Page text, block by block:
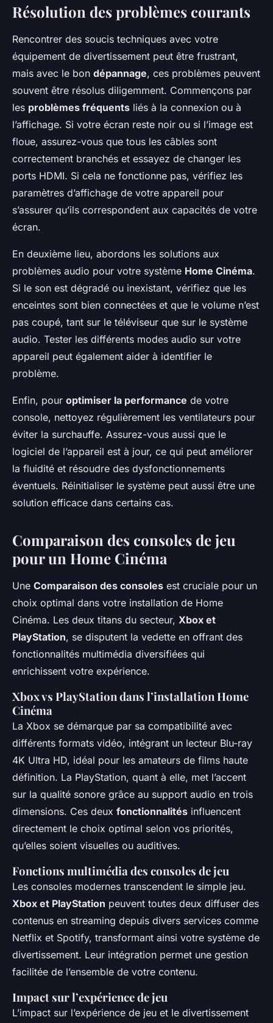
Résolution des problèmes courants
Rencontrer des soucis techniques avec votre
équipement de divertissement peut être frustrant,
mais avec le bon dépannage, ces problèmes peuvent
souvent être résolus diligemment. Commençons par
les problèmes fréquents liés à la connexion ou à
l’affichage. Si votre écran reste noir ou si l’image est
floue, assurez-vous que tous les câbles sont
correctement branchés et essayez de changer les
ports HDMI. Si cela ne fonctionne pas, vérifiez les
paramètres d’affichage de votre appareil pour
s’assurer qu’ils correspondent aux capacités de votre
écran.
En deuxième lieu, abordons les solutions aux
problèmes audio pour votre système Home Cinéma.
Si le son est dégradé ou inexistant, vérifiez que les
enceintes sont bien connectées et que le volume n’est
pas coupé, tant sur le téléviseur que sur le système
audio. Tester les différents modes audio sur votre
appareil peut également aider à identifier le
problème.
Enfin, pour optimiser la performance de votre
console, nettoyez régulièrement les ventilateurs pour
éviter la surchauffe. Assurez-vous aussi que le
logiciel de l’appareil est à jour, ce qui peut améliorer
la fluidité et résoudre des dysfonctionnements
éventuels. Réinitialiser le système peut aussi être une
solution efficace dans certains cas.
Comparaison des consoles de jeu
pour un Home Cinéma
Une Comparaison des consoles est cruciale pour un
choix optimal dans votre installation de Home
Cinéma. Les deux titans du secteur, Xbox et
PlayStation, se disputent la vedette en offrant des
fonctionnalités multimédia diversifiées qui
enrichissent votre expérience.
Xbox vs PlayStation dans l’installation Home
Cinéma
La Xbox se démarque par sa compatibilité avec
différents formats vidéo, intégrant un lecteur Blu-ray
4K Ultra HD, idéal pour les amateurs de films haute
définition. La PlayStation, quant à elle, met l’accent
sur la qualité sonore grâce au support audio en trois
dimensions. Ces deux fonctionnalités influencent
directement le choix optimal selon vos priorités,
qu’elles soient visuelles ou auditives.
Fonctions multimédia des consoles de jeu
Les consoles modernes transcendent le simple jeu.
Xbox et PlayStation peuvent toutes deux diffuser des
contenus en streaming depuis divers services comme
Netflix et Spotify, transformant ainsi votre système de
divertissement. Leur intégration permet une gestion
facilitée de l’ensemble de votre contenu.
Impact sur l’expérience de jeu
L’impact sur l’expérience de jeu et le divertissement